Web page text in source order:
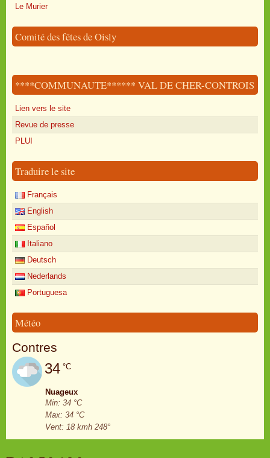
Le Murier
Comité des fêtes de Oisly
****COMMUNAUTE****** VAL DE CHER-CONTROIS
Lien vers le site
Revue de presse
PLUI
Traduire le site
Français
English
Español
Italiano
Deutsch
Nederlands
Portuguesa
Météo
Contres
34 °C
Nuageux
Min: 34 °C
Max: 34 °C
Vent: 18 kmh 248°